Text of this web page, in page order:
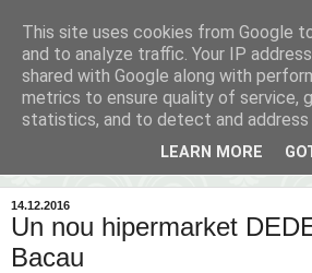
Inima Bacăului
Din inima Bacăului...spre inima ta...
14.12.2016
Un nou hipermarket
Bacau
This site uses cookies from Google
and to analyze traffic. Your IP
shared with Google along with
metrics to ensure quality of service,
statistics, and to detect and address
LEARN MORE